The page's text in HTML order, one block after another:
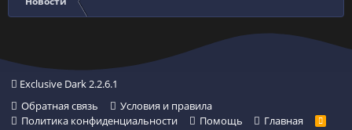
Exclusive Dark 2.2.6.1
Обратная связь
Условия и правила
Политика конфиденциальности
Помощь Главная
R